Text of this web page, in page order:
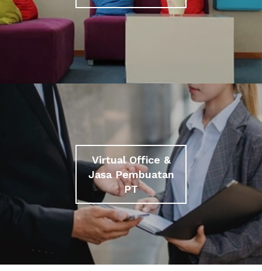
Virtual Office &
Jasa Pembuatan
PT